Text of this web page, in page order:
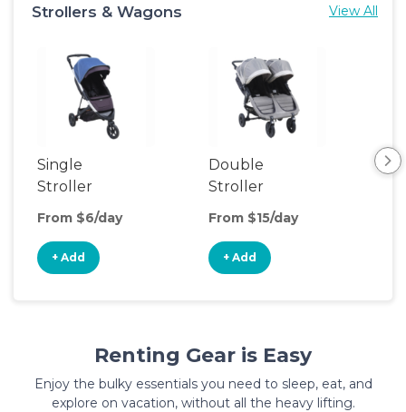
Strollers & Wagons View All
Single
Stroller
From $6/day
+ Add
Double
Stroller
From $15/day
+ Add
Renting Gear is Easy
Enjoy the bulky essentials you need to sleep, eat, and
explore on vacation, without all the heavy lifting.